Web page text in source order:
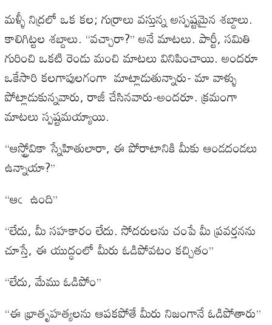
మళ్ళీ నిద్రలో ఒక కల; గుర్రాలు వస్తున్న అస్పష్టమైన శబ్దాలు.
కాలిగిట్టల శబ్దాలు. ‘‘వచ్చారా?’’ అనే మాటలు. పార్టీ, సమితి
గురించి ఒకటి రెండు మంచి మాటలు వినిపించాయి. అందరూ
ఒకేసారి కలగాపులగంగా మాట్లాడుతున్నారు- మా వాళ్ళు
పోట్లాడుకున్నవారు, రాజీ చేసినవారు-అందరూ. క్రమంగా
మాటలు స్పష్టమయ్యాయి.
‘‘ఆస్ట్రోవికా స్నేహితులారా, ఈ పోరాటానికి మీకు ఆండదండలు
ఉన్నాయా?’’
‘‘ఆఁ ఉంది’’
‘‘లేదు, మీ సహకారం లేదు. సోదరులను చంపే మీ ప్రవర్తనను
చూస్తే, ఈ యుద్ధంలో మీరు ఓడిపోవటం కచ్చితం’’
‘‘లేదు, మేము ఓడిపోం’’
‘‘ఈ భ్రాతృహత్యలను ఆపకపోతే మీరు నిజంగానే ఓడిపోతారు’’